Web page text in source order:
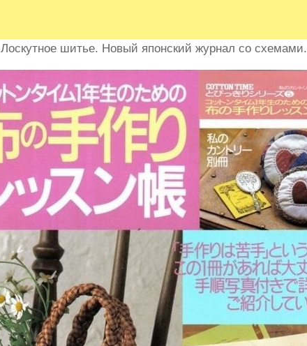
Лоскутное шитье. Новый японский журнал со схемами.